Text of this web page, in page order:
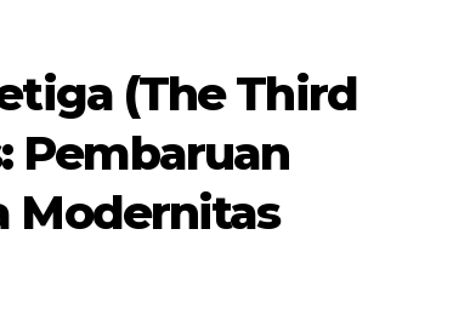
(The Third
Pembaruan
Modernitas